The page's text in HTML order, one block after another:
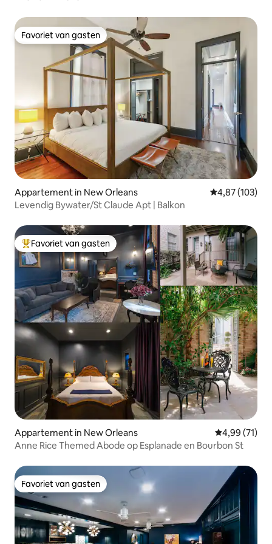
Favoriet van gasten
Favoriet van gasten
Appartement in New Orleans Gemiddelde
4,87 (103)
Levendig Bywater/St Claude Apt | Balkon
Topfavoriet van gasten
Favoriet van gasten
Appartement in New Orleans Gemiddelde
4,99 (71)
Anne Rice Themed Abode op Esplanade en Bourbon St
Favoriet van gasten
Favoriet van gasten